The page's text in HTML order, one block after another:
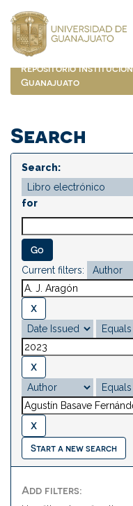
navigation
Repositorio
Guanajuato
Search
Search:
for
Current filters:
Start a new search
Add filters: